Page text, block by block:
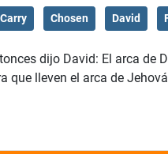
Carry Chosen David
dijo David: El arca de
que lleven el arca de
15:1